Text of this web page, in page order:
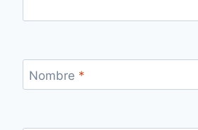
Nombre *